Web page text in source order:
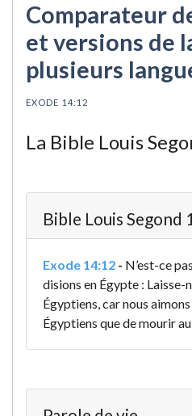
Comparateur
et versions de
plusieurs
EXODE 14:12
La Bible Louis
Bible Louis Segond
Exode 14:12 - N’est-ce
disions en Égypte : Laisse-
Égyptiens, car nous
Égyptiens que de mourir